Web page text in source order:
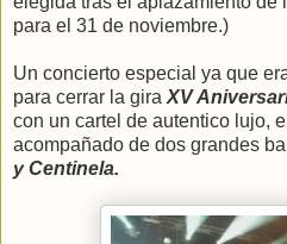
para el 31 de noviembre.)
Un concierto especial ya que
para cerrar la gira XV
con un cartel de autentico lujo,
acompañado de dos grandes
y Centinela.